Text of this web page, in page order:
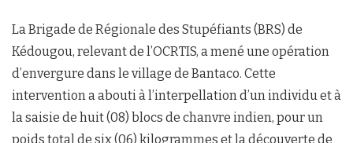
La Brigade de Régionale des Stupéfiants (BRS) de
Kédougou, relevant de l’OCRTIS, a mené une opération
d’envergure dans le village de Bantaco. Cette
intervention a abouti à l’interpellation d’un individu et à
la saisie de huit (08) blocs de chanvre indien, pour un
poids total de six (06) kilogrammes et la découverte de